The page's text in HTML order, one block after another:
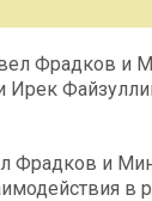
Фрадков и
Фрадков и
в